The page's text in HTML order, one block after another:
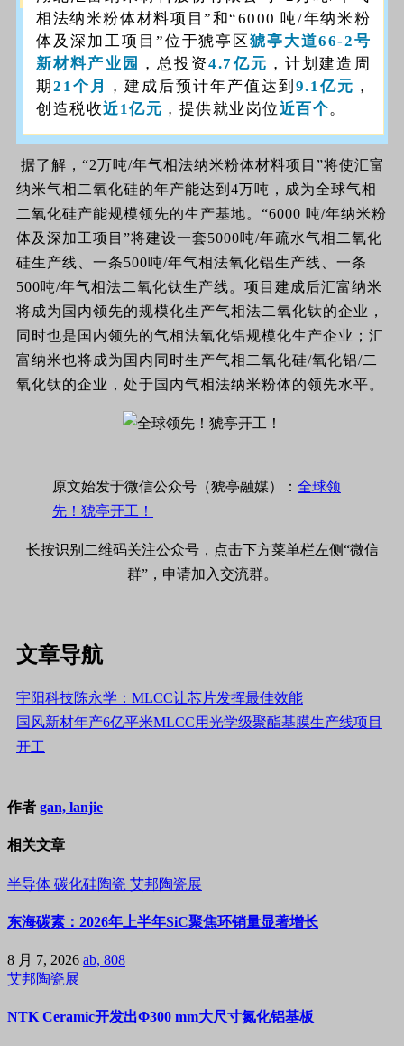
相法纳米粉体材料项目”和“6000 吨/年纳米粉
体及深加工项目”位于猇亭区猇亭大道66-2号
新材料产业园
，总投资4.7亿元 ，计划建造周
期21个月 ，建成后预计年产值达到 9.1亿元 ，
创造税收近1亿元 ，提供就业岗位近百个。
据了解，“2万吨/年气相法纳米粉体材料项目”将使汇富
纳米气相二氧化硅的年产能达到4万吨，成为全球气相
二氧化硅产能规模领先的生产基地。 “6000 吨/年纳米粉
体及深加工项目”将建设一套5000吨/年疏水气相二氧化
硅生产线、一条500吨/年气相法氧化铝生产线、一条
500吨/年气相法二氧化钛生产线。 项目建成后汇富纳米
将成为国内领先的规模化生产气相法二氧化钛的企业，
同时也是国内领先的气相法氧化铝规模化生产企业； 汇
富纳米也将成为国内同时生产气相二氧化硅/氧化铝/二
氧化钛的企业，处于国内气相法纳米粉体的领先水平。
原文始发于微信公众号（猇亭融媒）： 全球领
先！猇亭开工！
长按识别二维码关注公众号，点击下方菜单栏左侧“微信
群”，申请加入交流群。
文章导航
宇阳科技陈永学：MLCC让芯片发挥最佳效能
国风新材年产6亿平米MLCC用光学级聚酯基膜生产线项目
开工
作者 gan, lanjie
相关文章
半导体 碳化硅陶瓷 艾邦陶瓷展
东海碳素：2026年上半年SiC聚焦环销量显著增长
8 月 7, 2026 ab, 808
艾邦陶瓷展
NTK Ceramic开发出Φ300 mm大尺寸氮化铝基板